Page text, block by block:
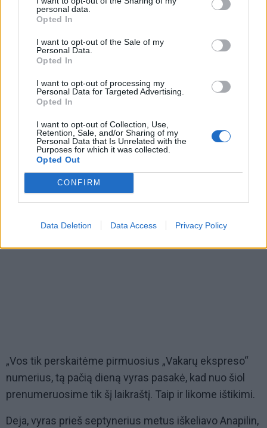
personal data.
Opted In
I want to opt-out of the Sale of my
Personal Data.
Opted In
I want to opt-out of processing my
Personal Data for Targeted Advertising.
Opted In
I want to opt-out of Collection, Use,
Retention, Sale, and/or Sharing of my
Personal Data that Is Unrelated with the
Purposes for which it was collected.
Opted Out
CONFIRM
Data Deletion Data Access Privacy Policy
internete, bet visgi popierinis laikraštis jam arčiau
širdies.
„Per 35-erius metus manęs „Vakarų ekspresas“
niekada nenuvylė“, - pasidžiaugė ištikimas
prenumeratorius.
Panašiai kalbėjo ir kita ištikima „Vakarų ekspreso“
prenumeratorė Virginija Urbonavičienė. Pasak jos,
pirmieji laikraščio numeriai juodu su vyru patraukė
todėl, kad juose buvo teisingai rašoma apie Sąjūdį.
„Vos tik perskaitėme pirmuosius „Vakarų ekspreso“
numerius, tą pačią dieną vyras pasakė, kad nuo šiol
prenumeruosime tik šį laikraštį. Taip ir likome ištikimi.
Deja, vyras prieš septynerius metus iškeliavo Anapilin,